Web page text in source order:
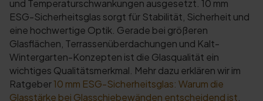
und Temperaturschwankungen ausgesetzt. 10 mm
ESG-Sicherheitsglas sorgt für Stabilität, Sicherheit und
eine hochwertige Optik. Gerade bei größeren
Glasflächen, Terrassenüberdachungen und Kalt-
Wintergarten-Konzepten ist die Glasqualität ein
wichtiges Qualitätsmerkmal. Mehr dazu erklären wir im
Ratgeber10 mm ESG-Sicherheitsglas: Warum die
Glasstärke bei Glasschiebewänden entscheidend ist